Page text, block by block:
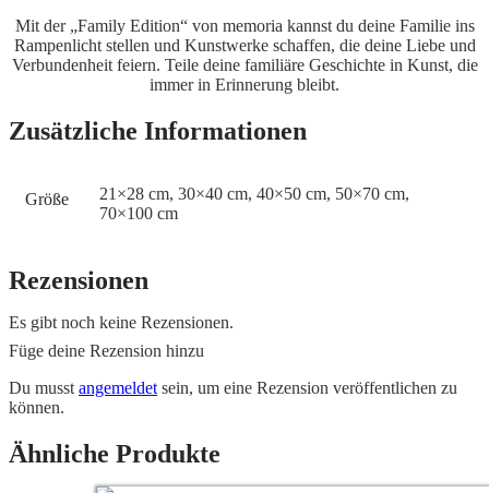
Mit der „Family Edition“ von memoria kannst du deine Familie ins
Rampenlicht stellen und Kunstwerke schaffen, die deine Liebe und
Verbundenheit feiern. Teile deine familiäre Geschichte in Kunst, die
immer in Erinnerung bleibt.
Zusätzliche Informationen
Größe
21×28 cm, 30×40 cm, 40×50 cm, 50×70 cm,
70×100 cm
Rezensionen
Es gibt noch keine Rezensionen.
Füge deine Rezension hinzu
Du musst angemeldet sein, um eine Rezension veröffentlichen zu
können.
Ähnliche Produkte